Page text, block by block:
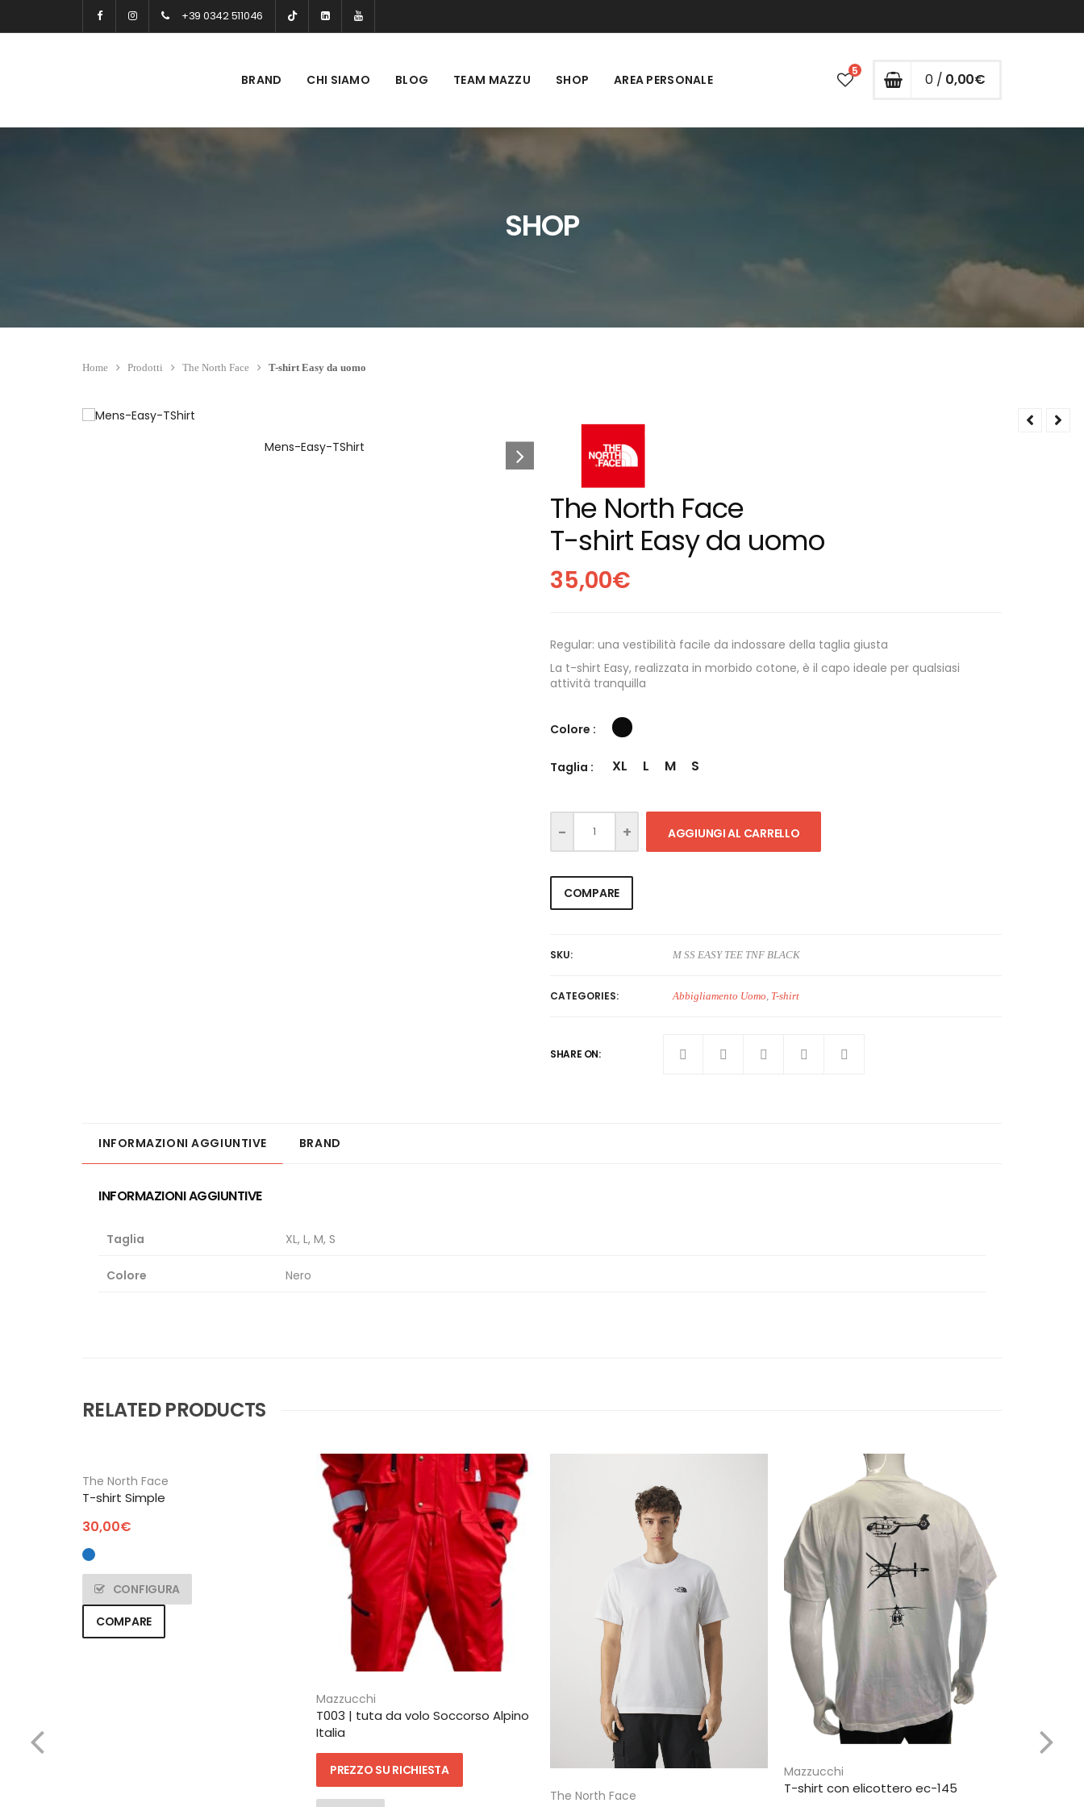
+39 0342 511046
BRAND CHI SIAMO BLOG TEAM MAZZU SHOP AREA PERSONALE
5 0 / 0,00€
SHOP
Home Prodotti The North Face T-shirt Easy da uomo
The North Face
T-shirt Easy da uomo
35,00€
Regular: una vestibilità facile da indossare della taglia giusta
La t-shirt Easy, realizzata in morbido cotone, è il capo ideale per qualsiasi
attività tranquilla
Colore :
Taglia : XL L M S
AGGIUNGI AL CARRELLO
COMPARE
SKU: M SS EASY TEE TNF BLACK
CATEGORIES: Abbigliamento Uomo, T-shirt
SHARE ON:
INFORMAZIONI AGGIUNTIVE BRAND
INFORMAZIONI AGGIUNTIVE
Taglia XL, L, M, S
Colore Nero
RELATED PRODUCTS
The North Face
T-shirt Simple
30,00€
CONFIGURA
COMPARE
Mazzucchi
T003 | tuta da volo Soccorso Alpino
Italia
PREZZO SU RICHIESTA
The North Face
Mazzucchi
T-shirt con elicottero ec-145